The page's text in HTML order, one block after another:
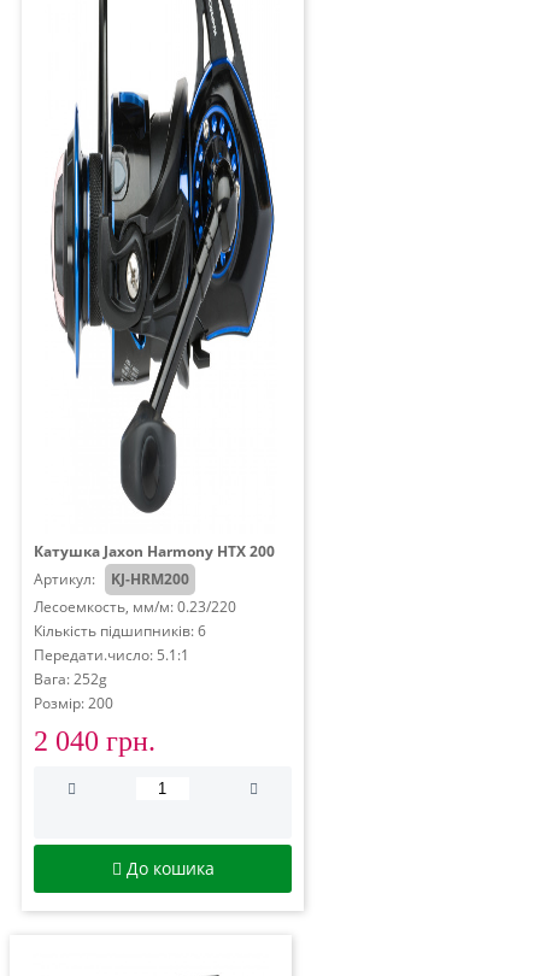
Катушка Jaxon Harmony HTX 200
Артикул:
KJ-HRM200
Лесоемкость, мм/м: 0.23/220
Кількість підшипників: 6
Передати.число: 5.1:1
Вага: 252g
Розмір: 200
2 040 грн.
До кошика